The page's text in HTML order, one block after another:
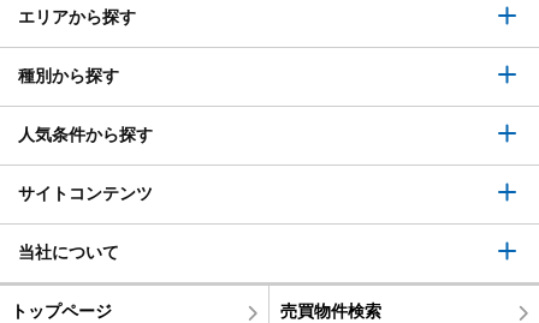
エリアから探す
種別から探す
人気条件から探す
サイトコンテンツ
当社について
トップページ 売買物件検索